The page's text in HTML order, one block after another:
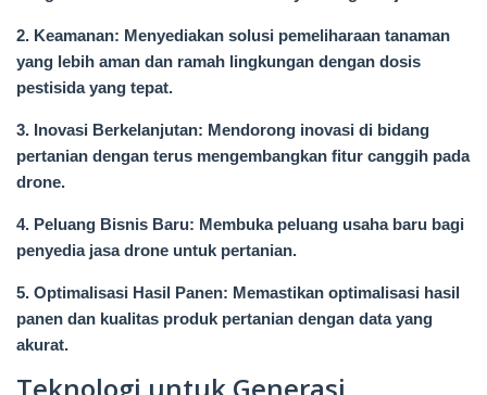
2. Keamanan: Menyediakan solusi pemeliharaan tanaman
yang lebih aman dan ramah lingkungan dengan dosis
pestisida yang tepat.
3. Inovasi Berkelanjutan: Mendorong inovasi di bidang
pertanian dengan terus mengembangkan fitur canggih pada
drone.
4. Peluang Bisnis Baru: Membuka peluang usaha baru bagi
penyedia jasa drone untuk pertanian.
5. Optimalisasi Hasil Panen: Memastikan optimalisasi hasil
panen dan kualitas produk pertanian dengan data yang
akurat.
Teknologi untuk Generasi